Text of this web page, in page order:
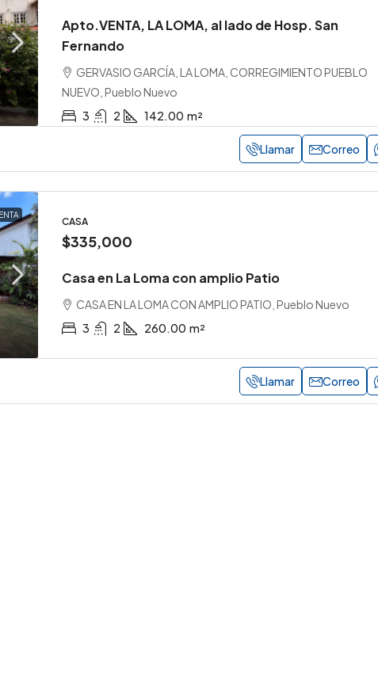
Apto.VENTA, LA LOMA, al lado de Hosp. San
Fernando
GERVASIO GARCÍA, LA LOMA, CORREGIMIENTO PUEBLO
NUEVO, Pueblo Nuevo
3
2 142.00 m²
Llamar Correo
CASA
$335,000
Casa en La Loma con amplio Patio
CASA EN LA LOMA CON AMPLIO PATIO, Pueblo Nuevo
3
2 260.00 m²
Llamar Correo